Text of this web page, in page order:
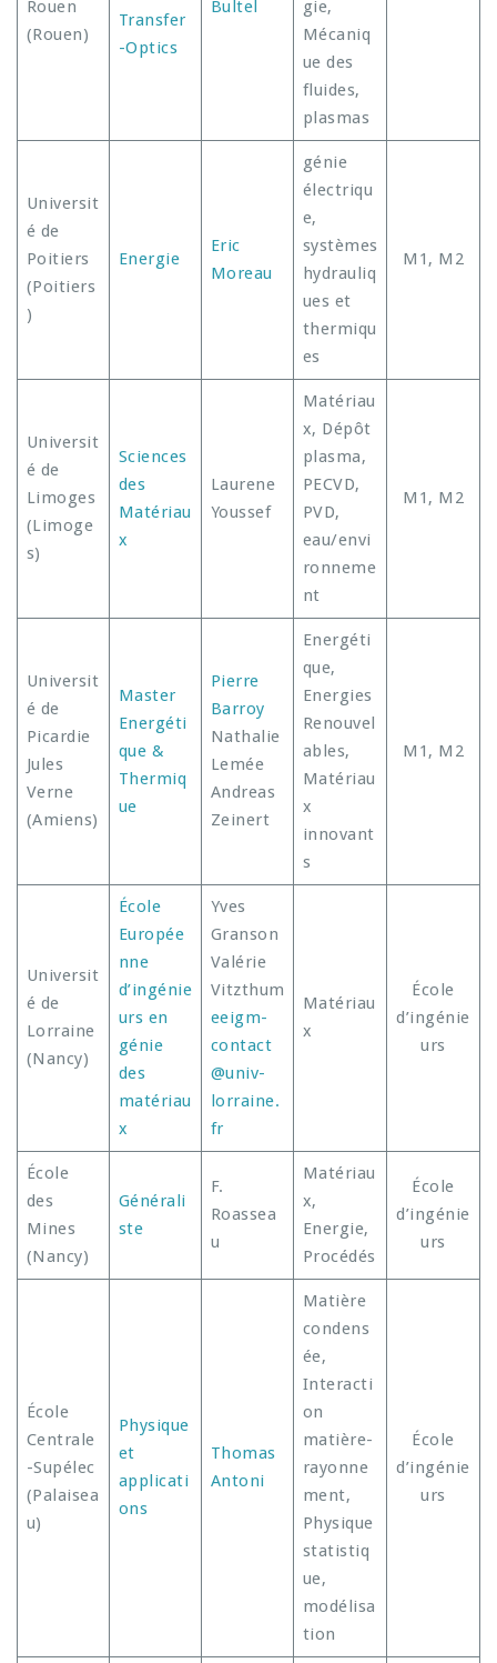
Rouen
(Rouen)
Transfer
-Optics
Bultel
gie,
Mécaniq
ue des
fluides,
plasmas
Universit
é de
Poitiers
(Poitiers
)
Energie
Eric
Moreau
génie
électriqu
e,
systèmes
hydrauliq
ues et
thermiqu
es
M1, M2
Universit
é de
Limoges
(Limoge
s)
Sciences
des
Matériau
x
Laurene
Youssef
Matériau
x, Dépôt
plasma,
PECVD,
PVD,
eau/envi
ronneme
nt
M1, M2
Universit
é de
Picardie
Jules
Verne
(Amiens)
Master
Energéti
que &
Thermiq
ue
Pierre
Barroy
Nathalie
Lemée
Andreas
Zeinert
Energéti
que,
Energies
Renouvel
ables,
Matériau
x
innovant
s
M1, M2
Universit
é de
Lorraine
(Nancy)
École
Europée
nne
d’ingénie
urs en
génie
des
matériau
x
Yves
Granson
Valérie
Vitzthum
eeigm-
contact
@univ-
lorraine.
fr
Matériau
x
École
d’ingénie
urs
École
des
Mines
(Nancy)
Générali
ste
F.
Roassea
u
Matériau
x,
Energie,
Procédés
École
d’ingénie
urs
École
Centrale
-Supélec
(Palaisea
u)
Physique
et
applicati
ons
Thomas
Antoni
Matière
condens
ée,
Interacti
on
matière-
rayonne
ment,
Physique
statistiq
ue,
modélisa
tion
École
d’ingénie
urs